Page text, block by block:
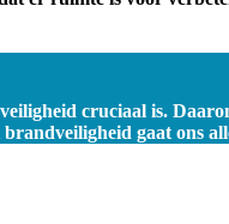
cruciaal is.
gaat ons